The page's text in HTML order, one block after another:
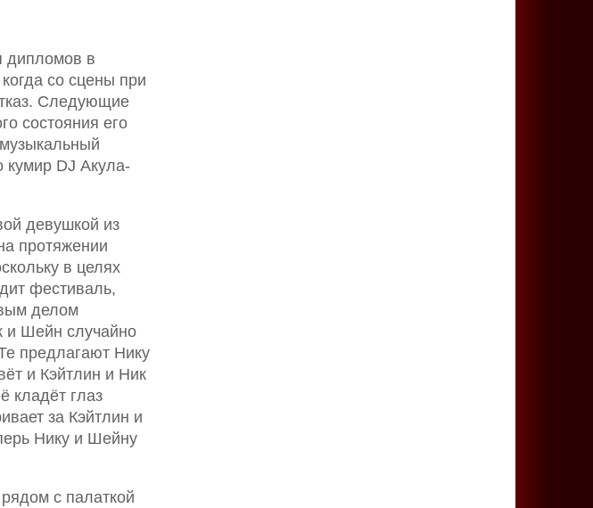
дипломов в
со сцены при
Следующие
состояния его
кумир DJ Акула-
девушкой из
протяжении
в целях
фестиваль,
делом
и Шейн случайно
предлагают Нику
и Кэйтлин и Ник
кладёт глаз
за Кэйтлин и
Нику и Шейну
с палаткой